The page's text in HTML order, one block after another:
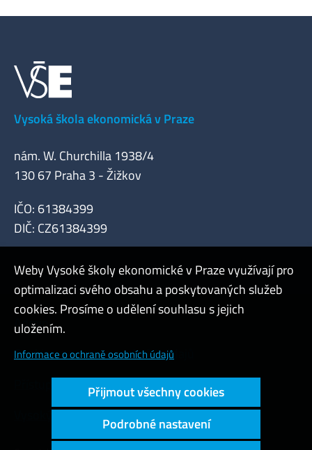
Vysoká škola ekonomická v Praze
nám. W. Churchilla 1938/4
130 67 Praha 3 - Žižkov
IČO: 61384399
DIČ: CZ61384399
Admin
Cookies a ochrana osobních údajů
Přístupnost webu
Vysoký kontrast
Weby Vysoké školy ekonomické v Praze využívají pro
optimalizaci svého obsahu a poskytovaných služeb
cookies. Prosíme o udělení souhlasu s jejich
uložením.
Informace o ochraně osobních údajů
Přijmout všechny cookies
Podrobné nastavení